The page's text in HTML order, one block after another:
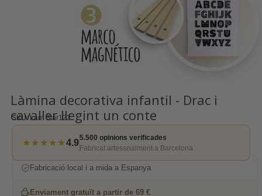
Làmina decorativa infantil - Drac i
cavaller llegint un conte
SKU Lam Star122
★★★★★4.9
5.500 opinions verificades
Fabricat artesanalment a Barcelona
Fabricació local i a mida a Espanya
Enviament gratuït a partir de 69 €